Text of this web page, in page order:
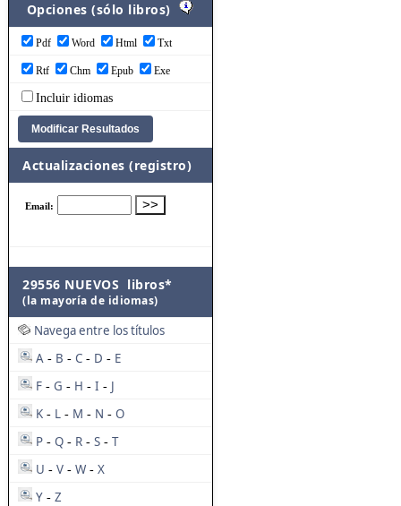
Opciones (sólo libros)
Pdf Word Html Txt
Rtf Chm Epub Exe
Incluir idiomas
Actualizaciones (registro)
29556 NUEVOS libros*
(la mayoría de idiomas)
Navega entre los títulos
A - B - C - D - E
F - G - H - I - J
K - L - M - N - O
P - Q - R - S - T
U - V - W - X
Y - Z